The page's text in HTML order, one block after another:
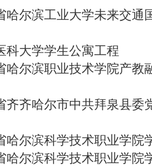
哈尔滨工业大学未来交通
科大学学生公寓工程
哈尔滨职业技术学院产教
齐齐哈尔市中共拜泉县委
哈尔滨科学技术职业学院
哈尔滨科学技术职业学院